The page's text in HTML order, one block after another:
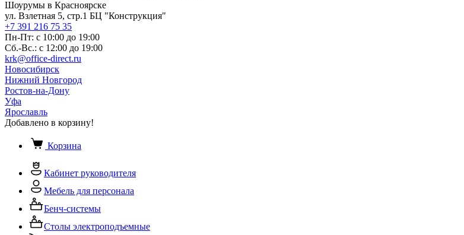
Шоурумы в Красноярске
ул. Взлетная 5, стр.1 БЦ "Конструкция"
+7 391 216 75 35
Пн-Пт: с 10:00 до 19:00
Сб.-Вс.: с 12:00 до 19:00
krk@office-direct.ru
Новосибирск
Нижний Новгород
Ростов-на-Дону
Уфа
Ярославль
Добавлено в корзину!
Корзина
Кабинет руководителя
Мебель для персонала
Бенч-системы
Столы электроподъемные